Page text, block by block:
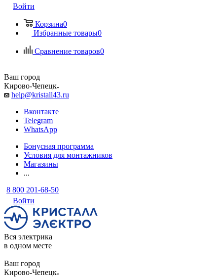
Войти
Корзина0
Избранные товары0
Сравнение товаров0
Ваш город
Кирово-Чепецк
help@kristall43.ru
Вконтакте
Telegram
WhatsApp
Бонусная программа
Условия для монтажников
Магазины
...
8 800 201-68-50
Войти
Вся электрика
в одном месте
Ваш город
Кирово-Чепецк